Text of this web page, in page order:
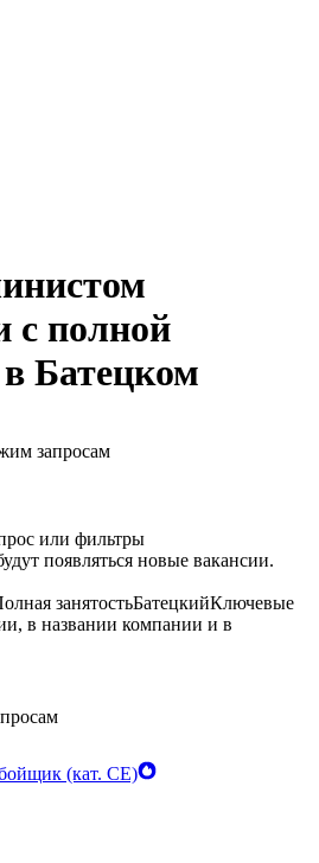
с полной
Батецком
запросам
или фильтры
появляться новые вакансии.
занятостьБатецкийКлючевые
в названии компании и в
(кат. CE)